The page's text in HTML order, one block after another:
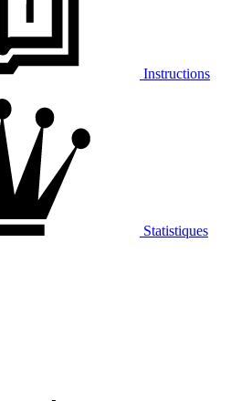
Instructions
Statistiques